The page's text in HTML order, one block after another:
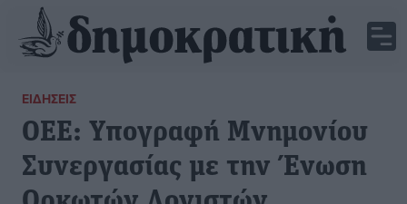
ΕΙΔΉΣΕΙΣ
OEE: Υπογραφή Μνημονίου
Συνεργασίας με την Ένωση